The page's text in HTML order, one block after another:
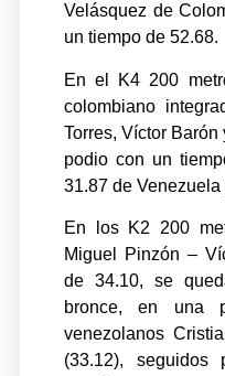
Velásquez de
un tiempo de 52.68.
En el K4 200
colombiano
Torres, Víctor Barón
podio con un
31.87 de
En los K2 200
Miguel Pinzón –
de 34.10, se
bronce, en una
venezolanos
(33.12),